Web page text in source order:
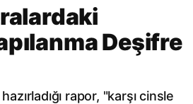
Deşifre
hazırladığı rapor, "karşı cinsle